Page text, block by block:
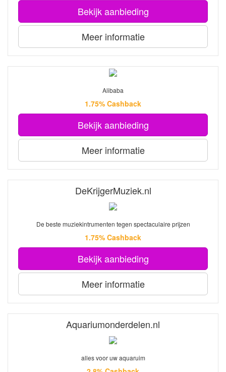
Bekijk aanbieding
Meer informatie
Alibaba
1.75% Cashback
Bekijk aanbieding
Meer informatie
DeKrijgerMuziek.nl
De beste muziekintrumenten tegen spectaculaire prijzen
1.75% Cashback
Bekijk aanbieding
Meer informatie
Aquariumonderdelen.nl
alles voor uw aquaruim